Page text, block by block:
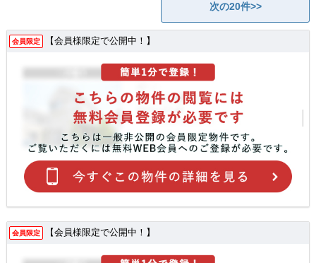
次の20件>>
会員限定 【会員様限定で公開中！】
会員限定 【会員様限定で公開中！】